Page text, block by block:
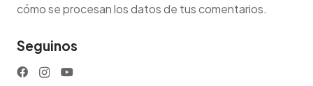
cómo se procesan los datos de tus comentarios.
Seguinos